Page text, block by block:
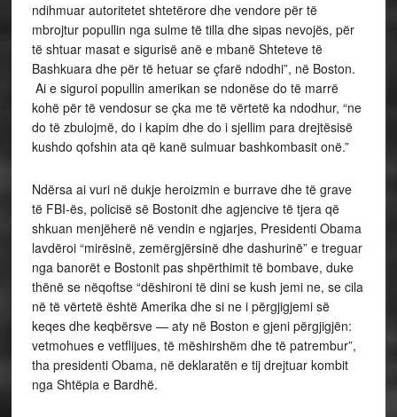
ndihmuar autoritetet shtetërore dhe vendore për të
mbrojtur popullin nga sulme të tilla dhe sipas nevojës, për
të shtuar masat e sigurisë anë e mbanë Shteteve të
Bashkuara dhe për të hetuar se çfarë ndodhi”, në Boston.
Ai e siguroi popullin amerikan se ndonëse do të marrë
kohë për të vendosur se çka me të vërtetë ka ndodhur, “ne
do të zbulojmë, do i kapim dhe do i sjellim para drejtësisë
kushdo qofshin ata që kanë sulmuar bashkombasit onë.”
Ndërsa ai vuri në dukje heroizmin e burrave dhe të grave
të FBI-ës, policisë së Bostonit dhe agjencive të tjera që
shkuan menjëherë në vendin e ngjarjes, Presidenti Obama
lavdëroi “mirësinë, zemërgjërsinë dhe dashurinë” e treguar
nga banorët e Bostonit pas shpërthimit të bombave, duke
thënë se nëqoftse “dëshironi të dini se kush jemi ne, se cila
në të vërtetë është Amerika dhe si ne i përgjigjemi së
keqes dhe keqbërsve — aty në Boston e gjeni përgjigjën:
vetmohues e vetflijues, të mëshirshëm dhe të patrembur”,
tha presidenti Obama, në deklaratën e tij drejtuar kombit
nga Shtëpia e Bardhë.